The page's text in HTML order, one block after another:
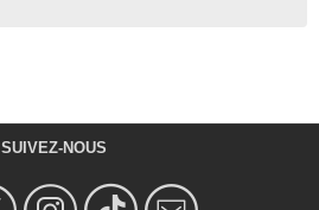
SUIVEZ-NOUS